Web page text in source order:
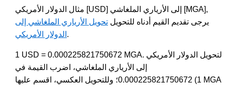
مثال الدولار الأمريكي [USD] إلى الأرياري الملغاشي [MGA],
يرجى تقديم القيم أدناه للتحويل تحويل الأرياري الملغاشي إلى
الدولار الأمريكي .
1 USD = 0.000225821750672 MGA. لتحويل الدولار الأمريكي
إلى الأرياري الملغاشي، اضرب القيمة في
0.000225821750672؛ وللتحويل العكسي، اقسم عليها (1 MGA